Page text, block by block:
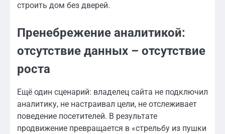
строить дом без дверей.
Пренебрежение аналитикой:
отсутствие данных – отсутствие
роста
Ещё один сценарий: владелец сайта не подключил
аналитику, не настраивал цели, не отслеживает
поведение посетителей. В результате
продвижение превращается в «стрельбу из пушки